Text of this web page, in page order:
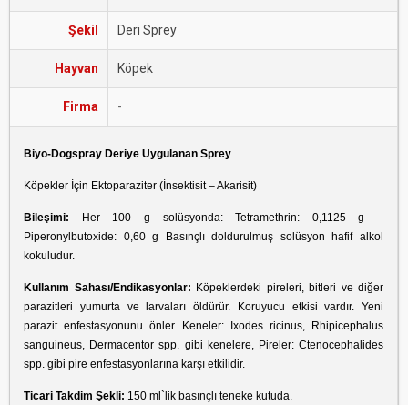
Şekil Deri Sprey
Hayvan Köpek
Firma -
Biyo-Dogspray Deriye Uygulanan Sprey
Köpekler İçin Ektoparaziter (İnsektisit – Akarisit)
Bileşimi: Her 100 g solüsyonda: Tetramethrin: 0,1125 g –
Piperonylbutoxide: 0,60 g Basınçlı doldurulmuş solüsyon hafif alkol
kokuludur.
Kullanım Sahası/Endikasyonlar: Köpeklerdeki pireleri, bitleri ve diğer
parazitleri yumurta ve larvaları öldürür. Koruyucu etkisi vardır. Yeni
parazit enfestasyonunu önler. Keneler: Ixodes ricinus, Rhipicephalus
sanguineus, Dermacentor spp. gibi kenelere, Pireler: Ctenocephalides
spp. gibi pire enfestasyonlarına karşı etkilidir.
Ticari Takdim Şekli: 150 ml`lik basınçlı teneke kutuda.